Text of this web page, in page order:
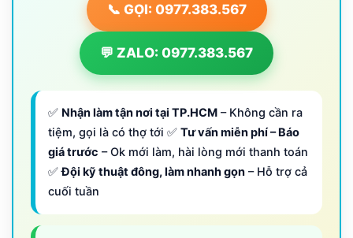
📞 GỌI: 0977.383.567
💬 ZALO: 0977.383.567
✅ Nhận làm tận nơi tại TP.HCM – Không cần ra
tiệm, gọi là có thợ tới ✅ Tư vấn miễn phí – Báo
giá trước – Ok mới làm, hài lòng mới thanh toán
✅Đội kỹ thuật đông, làm nhanh gọn – Hỗ trợ cả
cuối tuần